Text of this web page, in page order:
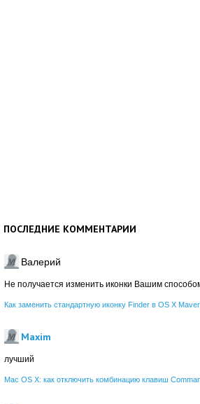
ПОСЛЕДНИЕ КОММЕНТАРИИ
Валерий
Не получается изменить иконки Вашим
Как заменить стандартную иконку Finder в OS X
Maxim
лучший
Mac OS X: как отключить комбинацию клавиш